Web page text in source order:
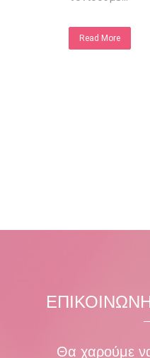
Read More
Θα χαρούμε